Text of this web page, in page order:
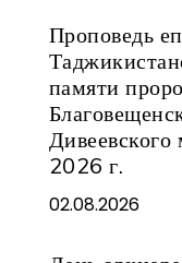
Проповедь
памяти
Дивеевского
2026 г.
02.08.2026